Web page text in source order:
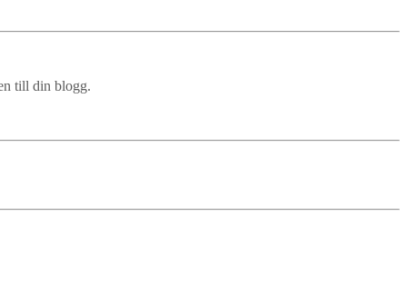
till din blogg.